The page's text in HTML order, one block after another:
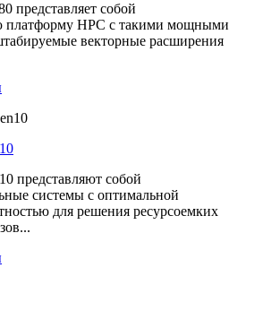
представляет собой
платформу HPC с такими мощными
векторные расширения
представляют собой
системы с оптимальной
для решения ресурсоемких